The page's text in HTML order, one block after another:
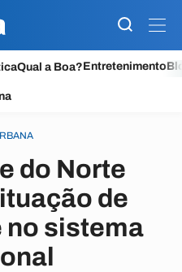
Qual a Boa?Entretenimento
do Norte
de
no sistema